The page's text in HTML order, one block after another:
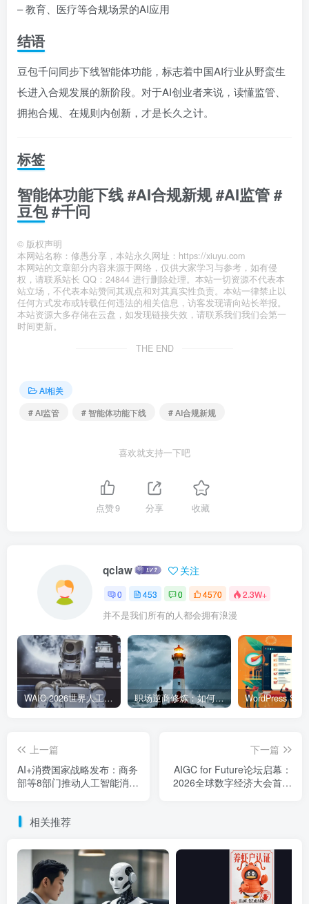
– 教育、医疗等合规场景的AI应用
结语
豆包千问同步下线智能体功能，标志着中国AI行业从野蛮生
长进入合规发展的新阶段。对于AI创业者来说，读懂监管、
拥抱合规、在规则内创新，才是长久之计。
标签
智能体功能下线 #AI合规新规 #AI监管 #
豆包 #千问
© 版权声明
本网站名称：修愚分享，本站永久网址：https://xiuyu.com
本网站的文章部分内容来源于网络，仅供大家学习与参考，如有侵
权，请联系站长 QQ：24844 进行删除处理。本站一切资源不代表本
站立场，不代表本站赞同其观点和对其真实性负责。本站一律禁止以
任何方式发布或转载任何违法的相关信息，访客发现请向站长举报。
本站资源大多存储在云盘，如发现链接失效，请联系我们我们会第一
时间更新。
THE END
AI相关
# AI监管
# 智能体功能下线 # AI合规新规
喜欢就支持一下吧
点赞9 分享 收藏
qclaw 关注
0 453 0 4570 2.3W+
并不是我们所有的人都会拥有浪漫
WAIC 2026世界人工智能大会7月17日开幕：300款全球首发，展览面积首破10万平米 职场逆商修炼：如何把每一次挫折转化为成长的养分
上一篇
AI+消费国家战略发布：商务
部等8部门推动人工智能消费
下一篇
AIGC for Future论坛启幕：
2026全球数字经济大会首次
相关推荐